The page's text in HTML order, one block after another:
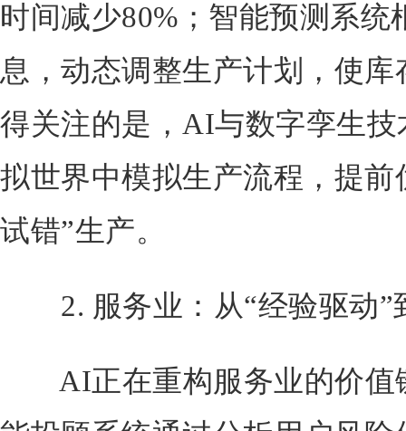
时间减少80%；智能预测系
息，动态调整生产计划，使
得关注的是，AI与数字孪生
拟世界中模拟生产流程，提
试错”生产。
2. 服务业：从“经验驱动”
AI正在重构服务业的价值